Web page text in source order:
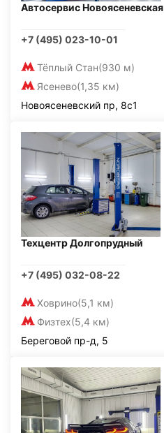
Автосервис Новоясеневская
+7 (495) 023-10-01
Тёплый Стан(930 м)
Ясенево(1,35 км)
Новоясеневский пр, 8с1
Техцентр Долгопрудный
+7 (495) 032-08-22
Ховрино(5,1 км)
Физтех(5,4 км)
Береговой пр-д, 5